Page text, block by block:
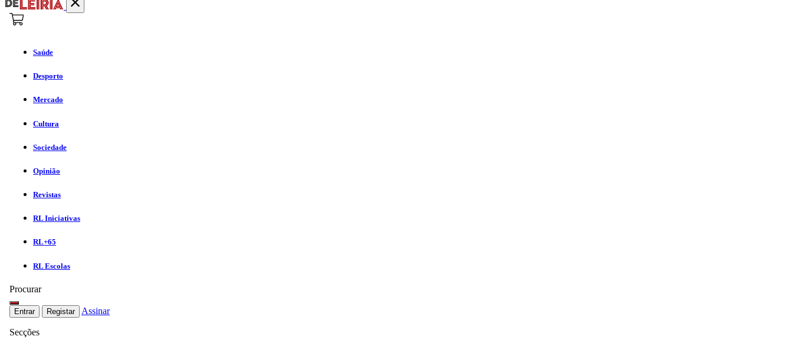
Saúde
Desporto
Mercado
Cultura
Sociedade
Opinião
Revistas
RL Iniciativas
RL+65
RL Escolas
Procurar
Entrar Registar Assinar
Secções